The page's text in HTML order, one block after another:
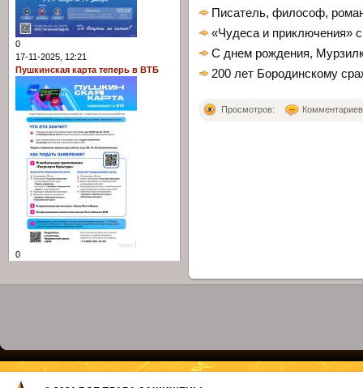
Писатель, философ,
«Чудеса и приключения»
С днем рождения,
200 лет Бородинскому
Просмотров:
0
17-11-2025, 12:21
Пушкинская карта теперь в ВТБ
0